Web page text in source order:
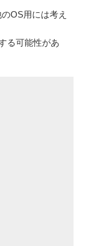
OS用には考え
る可能性があ